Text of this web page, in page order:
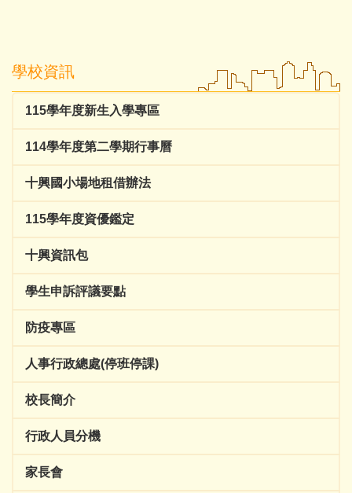
學校資訊
115學年度新生入學專區
114學年度第二學期行事曆
十興國小場地租借辦法
115學年度資優鑑定
十興資訊包
學生申訴評議要點
防疫專區
人事行政總處(停班停課)
校長簡介
行政人員分機
家長會